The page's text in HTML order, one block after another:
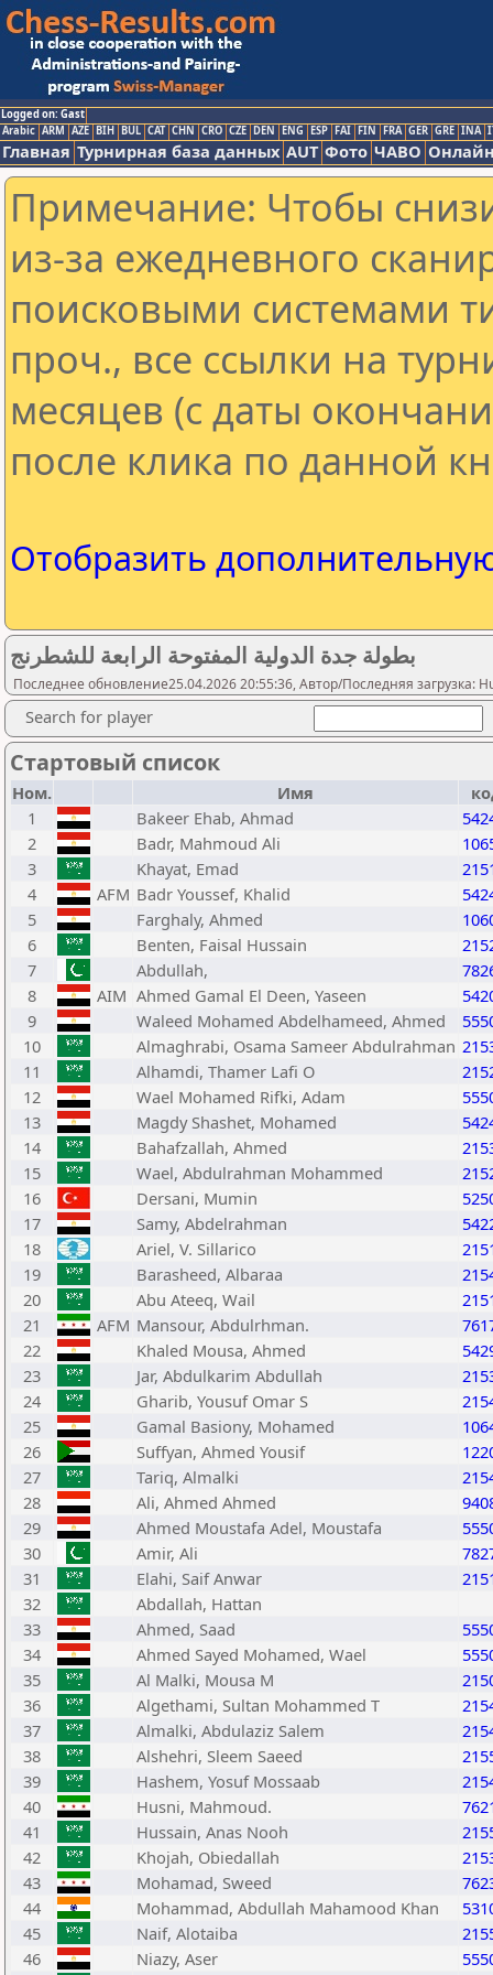
Logged on: Gast
Arabic ARM AZE BIH BUL CAT CHN CRO CZE DEN ENG ESP FAI FIN FRA GER GRE INA
Главная Турнирная база данных AUT Фото ЧАВО
Примечание: Чтобы
из-за ежедневного
поисковыми системами
проч., все ссылки на
месяцев (с даты
после клика по данной
Отобразить
بطولة جدة الدولية المفتوحة الرابعة للشطرنج
Последнее обновление25.04.2026 20:55:36, Автор/Последняя загрузка:
Search for player
Стартовый список
Ном. Имя
1
Bakeer Ehab, Ahmad
2
Badr, Mahmoud Ali
3
Khayat, Emad
4
AFM Badr Youssef, Khalid
5
Farghaly, Ahmed
6
Benten, Faisal Hussain
7
Abdullah,
8
AIM Ahmed Gamal El Deen, Yaseen
9
Waleed Mohamed Abdelhameed, Ahmed
10
Almaghrabi, Osama Sameer Abdulrahman
11
Alhamdi, Thamer Lafi O
12
Wael Mohamed Rifki, Adam
13
Magdy Shashet, Mohamed
14
Bahafzallah, Ahmed
15
Wael, Abdulrahman Mohammed
16
Dersani, Mumin
17
Samy, Abdelrahman
18
Ariel, V. Sillarico
19
Barasheed, Albaraa
20
Abu Ateeq, Wail
21
AFM Mansour, Abdulrhman.
22
Khaled Mousa, Ahmed
23
Jar, Abdulkarim Abdullah
24
Gharib, Yousuf Omar S
25
Gamal Basiony, Mohamed
26
Suffyan, Ahmed Yousif
27
Tariq, Almalki
28
Ali, Ahmed Ahmed
29
Ahmed Moustafa Adel, Moustafa
30
Amir, Ali
31
Elahi, Saif Anwar
32
Abdallah, Hattan
33
Ahmed, Saad
34
Ahmed Sayed Mohamed, Wael
35
Al Malki, Mousa M
36
Algethami, Sultan Mohammed T
37
Almalki, Abdulaziz Salem
38
Alshehri, Sleem Saeed
39
Hashem, Yosuf Mossaab
40
Husni, Mahmoud.
41
Hussain, Anas Nooh
42
Khojah, Obiedallah
43
Mohamad, Sweed
44
Mohammad, Abdullah Mahamood Khan
45
Naif, Alotaiba
46
Niazy, Aser